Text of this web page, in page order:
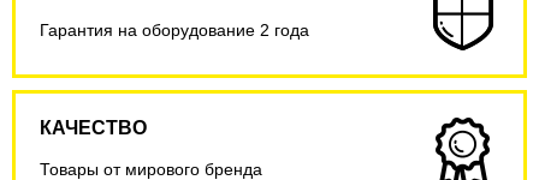
Гарантия на оборудование 2 года
КАЧЕСТВО
Товары от мирового бренда